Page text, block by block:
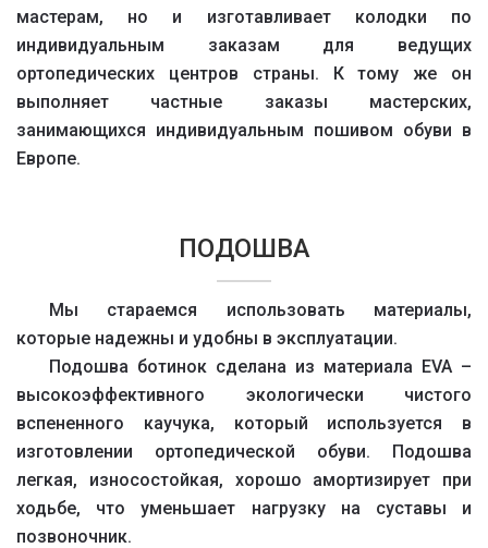
мастерам, но и изготавливает колодки по
индивидуальным заказам для ведущих
ортопедических центров страны. К тому же он
выполняет частные заказы мастерских,
занимающихся индивидуальным пошивом обуви в
Европе.
ПОДОШВА
Мы стараемся использовать материалы,
которые надежны и удобны в эксплуатации.
Подошва ботинок сделана из материала EVA –
высокоэффективного экологически чистого
вспененного каучука, который используется в
изготовлении ортопедической обуви. Подошва
легкая, износостойкая, хорошо амортизирует при
ходьбе, что уменьшает нагрузку на суставы и
позвоночник.